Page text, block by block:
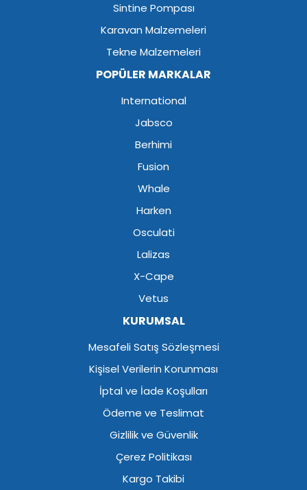
Sintine Pompası
Karavan Malzemeleri
Tekne Malzemeleri
POPÜLER MARKALAR
International
Jabsco
Berhimi
Fusion
Whale
Harken
Osculati
Lalizas
X-Cape
Vetus
KURUMSAL
Mesafeli Satış Sözleşmesi
Kişisel Verilerin Korunması
İptal ve İade Koşulları
Ödeme ve Teslimat
Gizlilik ve Güvenlik
Çerez Politikası
Kargo Takibi